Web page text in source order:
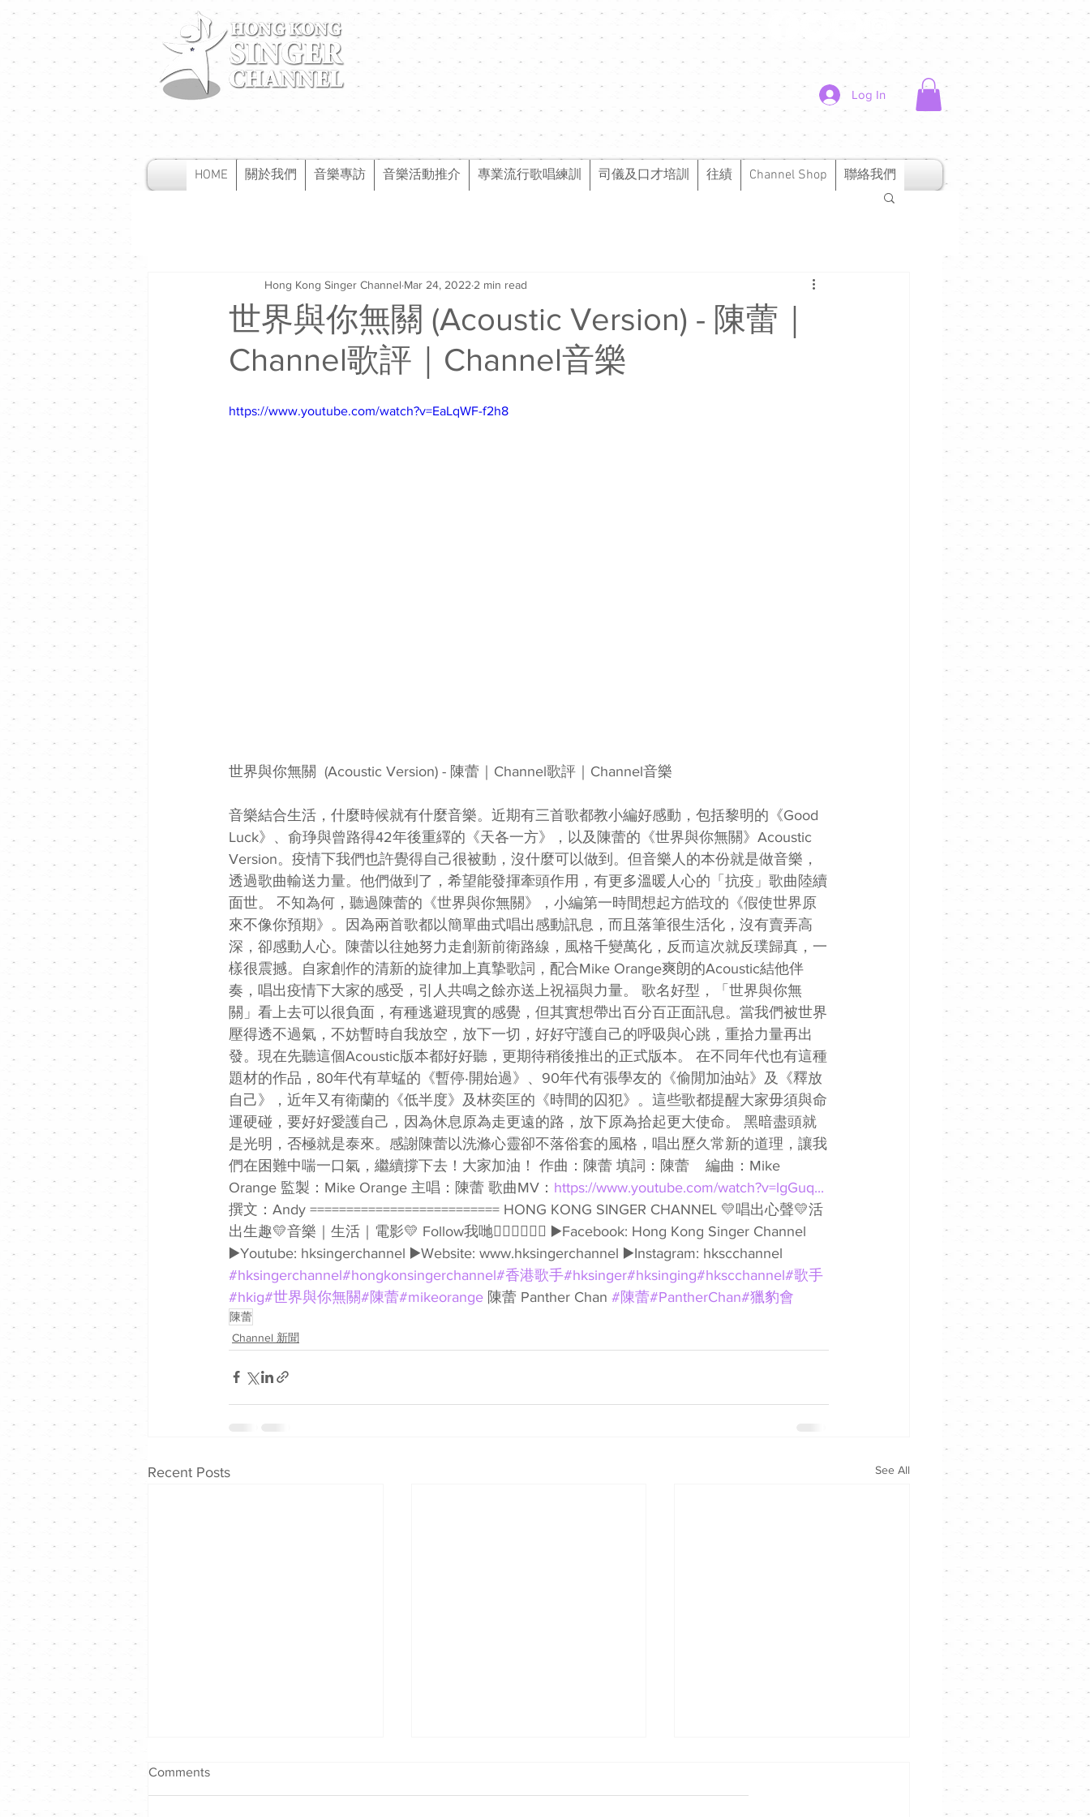
Log In
HOME 關於我們 音樂專訪 音樂活動推介 專業流行歌唱練訓 司儀及口才培訓 往績 Channel Shop 聯絡我們
世界與你無關 (Acoustic Version) - 陳蕾｜
Channel歌評｜Channel音樂
Hong Kong Singer Channel Mar 24, 2022 2 min read
https://www.youtube.com/watch?v=EaLqWF-f2h8
世界與你無關  (Acoustic Version) - 陳蕾｜Channel歌評｜Channel音樂
音樂結合生活，什麼時候就有什麼音樂。近期有三首歌都教小編好感動，包括黎明的《Good
Luck》、俞琤與曾路得42年後重繹的《天各一方》，以及陳蕾的《世界與你無關》Acoustic
Version。疫情下我們也許覺得自己很被動，沒什麼可以做到。但音樂人的本份就是做音樂，
透過歌曲輸送力量。他們做到了，希望能發揮牽頭作用，有更多溫暖人心的「抗疫」歌曲陸續
面世。 不知為何，聽過陳蕾的《世界與你無關》，小編第一時間想起方皓玟的《假使世界原
來不像你預期》。因為兩首歌都以簡單曲式唱出感動訊息，而且落筆很生活化，沒有賣弄高
深，卻感動人心。陳蕾以往她努力走創新前衛路線，風格千變萬化，反而這次就反璞歸真，一
樣很震撼。自家創作的清新的旋律加上真摯歌詞，配合Mike Orange爽朗的Acoustic結他伴
奏，唱出疫情下大家的感受，引人共鳴之餘亦送上祝福與力量。 歌名好型，「世界與你無
關」看上去可以很負面，有種逃避現實的感覺，但其實想帶出百分百正面訊息。當我們被世界
壓得透不過氣，不妨暫時自我放空，放下一切，好好守護自己的呼吸與心跳，重拾力量再出
發。現在先聽這個Acoustic版本都好好聽，更期待稍後推出的正式版本。 在不同年代也有這種
題材的作品，80年代有草蜢的《暫停‧開始過》、90年代有張學友的《偷閒加油站》及《釋放
自己》，近年又有衛蘭的《低半度》及林奕匡的《時間的囚犯》。這些歌都提醒大家毋須與命
運硬碰，要好好愛護自己，因為休息原為走更遠的路，放下原為拾起更大使命。 黑暗盡頭就
是光明，否極就是泰來。感謝陳蕾以洗滌心靈卻不落俗套的風格，唱出歷久常新的道理，讓我
們在困難中喘一口氣，繼續撐下去！大家加油！ 作曲：陳蕾 填詞：陳蕾    編曲：Mike
Orange 監製：Mike Orange 主唱：陳蕾 歌曲MV： https://www.youtube.com/watch?v=lgGuq...
撰文：Andy ========================== HONG KONG SINGER CHANNEL 💛唱出心聲💛活
出生趣💛音樂｜生活｜電影💛 Follow我哋👇🏻👇🏻🥰🥰 ▶️Facebook: Hong Kong Singer Channel
▶️Youtube: hksingerchannel ▶️Website: www.hksingerchannel ▶️Instagram: hkscchannel
#hksingerchannel#hongkonsingerchannel#香港歌手#hksinger#hksinging#hkscchannel#歌手
#hkig#世界與你無關#陳蕾#mikeorange 陳蕾 Panther Chan #陳蕾#PantherChan#獵豹會
陳蕾
Channel 新聞
Recent Posts See All
Comments